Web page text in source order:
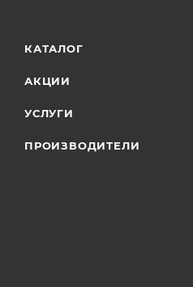
КАТАЛОГ
АКЦИИ
УСЛУГИ
ПРОИЗВОДИТЕЛИ